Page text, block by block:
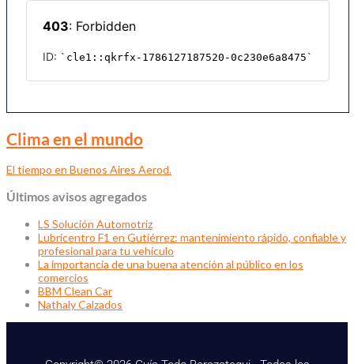
Clima en el mundo
El tiempo en Buenos Aires Aerod.
Últimos avisos agregados
LS Solución Automotriz
Lubricentro F1 en Gutiérrez: mantenimiento rápido, confiable y
profesional para tu vehículo
La importancia de una buena atención al público en los
comercios
BBM Clean Car
Nathaly Calzados